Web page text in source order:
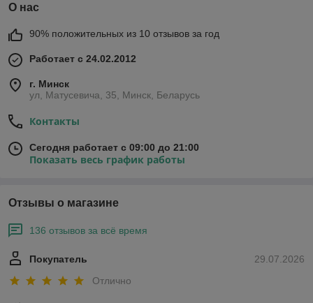
О нас
90% положительных из 10 отзывов за год
Работает с 24.02.2012
г. Минск
ул, Матусевича, 35, Минск, Беларусь
Контакты
Сегодня работает с 09:00 до 21:00
Показать весь график работы
Отзывы о магазине
136 отзывов за всё время
29.07.2026
Покупатель
Отлично